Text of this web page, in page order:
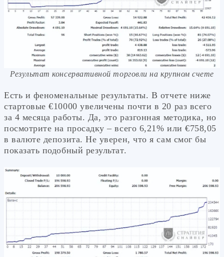
Результат консервативной торговли на крупном счете
Есть и феноменальные результаты. В отчете ниже
стартовые €10000 увеличены почти в 20 раз всего
за 4 месяца работы. Да, это разгонная методика, но
посмотрите на просадку – всего 6,21% или €758,05
в валюте депозита. Не уверен, что я сам смог бы
показать подобный результат.